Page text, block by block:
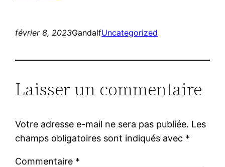
février 8, 2023GandalfUncategorized
Laisser un commentaire
Votre adresse e-mail ne sera pas publiée. Les
champs obligatoires sont indiqués avec *
Commentaire *